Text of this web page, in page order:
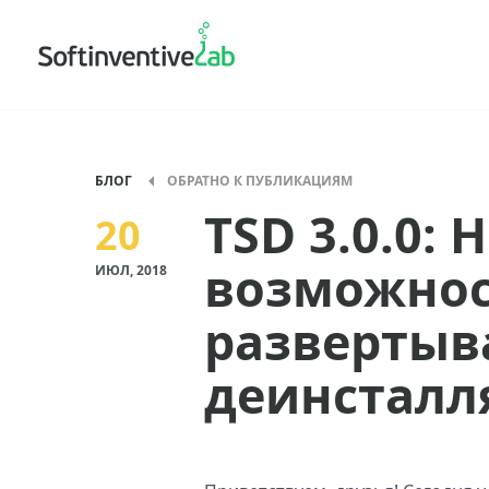
БЛОГ ОБРАТНО К ПУБЛИКАЦИЯМ
20
ИЮЛ, 2018
TSD 3.0.0: